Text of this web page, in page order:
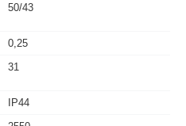
50/43
0,25
31
IP44